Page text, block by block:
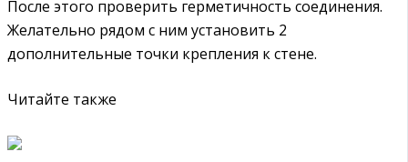
После этого проверить герметичность соединения.
Желательно рядом с ним установить 2
дополнительные точки крепления к стене.
Читайте также